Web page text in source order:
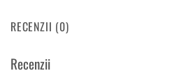
RECENZII (0)
Recenzii